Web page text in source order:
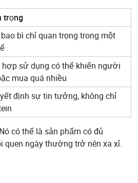
trọng
bì chỉ quan trọng trong một
sử dụng có thể khiến người
mua quá nhiều
định sự tin tưởng, không chỉ
có thể là sản phẩm có đủ
ngày thường trở nên xa xỉ.